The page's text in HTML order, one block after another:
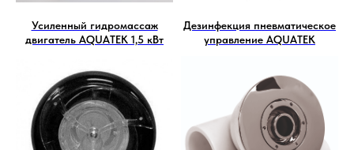
Усиленный гидромассаж
двигатель AQUATEK 1,5 кВт
Дезинфекция пневматическое
управление AQUATEK